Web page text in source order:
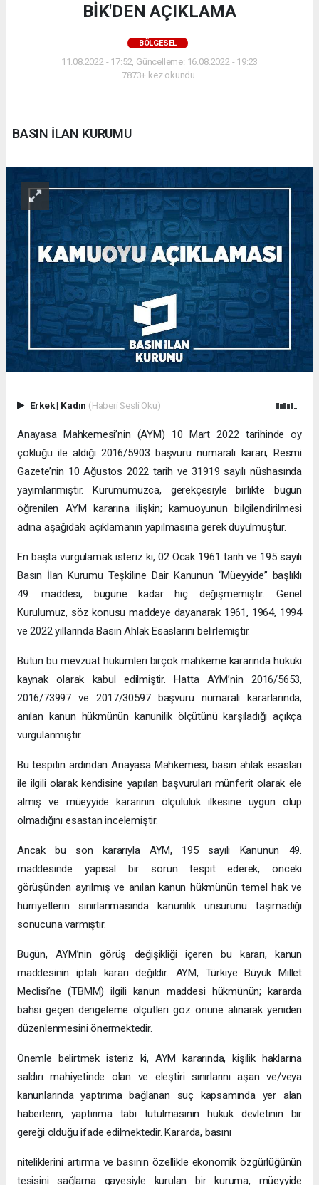
BİK'DEN AÇIKLAMA
BÖLGESEL
11.08.2022 - 17:52, Güncelleme: 16.08.2022 - 19:23
7873+ kez okundu.
BASIN İLAN KURUMU
Erkek| Kadın (Haberi Sesli Oku)
Anayasa Mahkemesi’nin (AYM) 10 Mart 2022 tarihinde oy
çokluğu ile aldığı 2016/5903 başvuru numaralı kararı, Resmi
Gazete’nin 10 Ağustos 2022 tarih ve 31919 sayılı nüshasında
yayımlanmıştır. Kurumumuzca, gerekçesiyle birlikte bugün
öğrenilen AYM kararına ilişkin; kamuoyunun bilgilendirilmesi
adına aşağıdaki açıklamanın yapılmasına gerek duyulmuştur.
En başta vurgulamak isteriz ki, 02 Ocak 1961 tarih ve 195 sayılı
Basın İlan Kurumu Teşkiline Dair Kanunun “Müeyyide” başlıklı
49. maddesi, bugüne kadar hiç değişmemiştir. Genel
Kurulumuz, söz konusu maddeye dayanarak 1961, 1964, 1994
ve 2022 yıllarında Basın Ahlak Esaslarını belirlemiştir.
Bütün bu mevzuat hükümleri birçok mahkeme kararında hukuki
kaynak olarak kabul edilmiştir. Hatta AYM’nin 2016/5653,
2016/73997 ve 2017/30597 başvuru numaralı kararlarında,
anılan kanun hükmünün kanunilik ölçütünü karşıladığı açıkça
vurgulanmıştır.
Bu tespitin ardından Anayasa Mahkemesi, basın ahlak esasları
ile ilgili olarak kendisine yapılan başvuruları münferit olarak ele
almış ve müeyyide kararının ölçülülük ilkesine uygun olup
olmadığını esastan incelemiştir.
Ancak bu son kararıyla AYM, 195 sayılı Kanunun 49.
maddesinde yapısal bir sorun tespit ederek, önceki
görüşünden ayrılmış ve anılan kanun hükmünün temel hak ve
hürriyetlerin sınırlanmasında kanunilik unsurunu taşımadığı
sonucuna varmıştır.
Bugün, AYM’nin görüş değişikliği içeren bu kararı, kanun
maddesinin iptali kararı değildir. AYM, Türkiye Büyük Millet
Meclisi’ne (TBMM) ilgili kanun maddesi hükmünün; kararda
bahsi geçen dengeleme ölçütleri göz önüne alınarak yeniden
düzenlenmesini önermektedir.
Önemle belirtmek isteriz ki, AYM kararında, kişilik haklarına
saldırı mahiyetinde olan ve eleştiri sınırlarını aşan ve/veya
kanunlarında yaptırıma bağlanan suç kapsamında yer alan
haberlerin, yaptırıma tabi tutulmasının hukuk devletinin bir
gereği olduğu ifade edilmektedir. Kararda, basını
niteliklerini artırma ve basının özellikle ekonomik özgürlüğünün
tesisini sağlama gayesiyle kurulan bir kuruma, müeyyide